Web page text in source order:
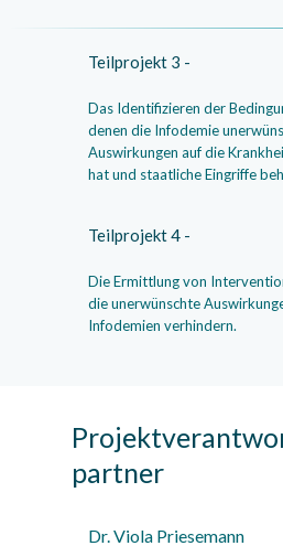
Teilprojekt 3 -
Das Identifizieren der
denen die Infodemie
Auswirkungen auf die
hat und staatliche Eingriffe
Teilprojekt 4 -
Die Ermittlung von
die unerwünschte
Infodemien verhindern.
partner
Dr. Viola Priesemann